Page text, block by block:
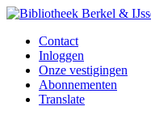
Contact
Inloggen
Onze vestigingen
Abonnementen
Translate